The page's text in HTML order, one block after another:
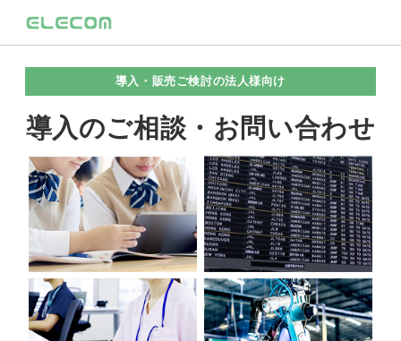
導入・販売ご検討の法人様向け
導入のご相談・お問い合わせ